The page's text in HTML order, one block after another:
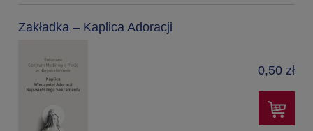
Zakładka – Kaplica Adoracji
0,50 zł